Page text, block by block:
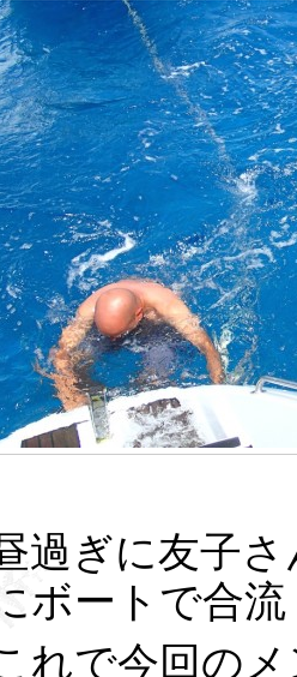
過ぎに友子
ボートで合流
れで今回の